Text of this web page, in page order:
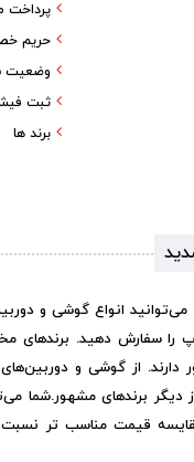
پرداخت
حریم
وضعیت
ثبت
برند ها
می‌توانید انواع گوشی و
را سفارش دهید.
از گوشی و
دیگر برندهای مشهور.شما
قیمت مناسب تر نسبت به